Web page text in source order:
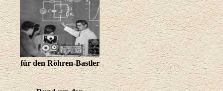
für den Röhren-Bastler